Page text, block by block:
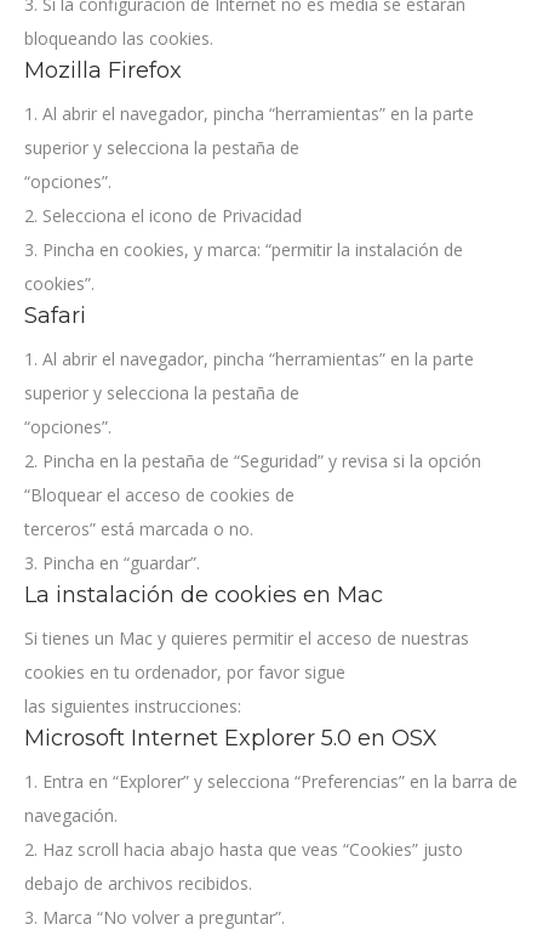
bloqueando las cookies.
Mozilla Firefox
1. Al abrir el navegador, pincha “herramientas” en la parte
superior y selecciona la pestaña de
“opciones”.
2. Selecciona el icono de Privacidad
3. Pincha en cookies, y marca: “permitir la instalación de
cookies”.
Safari
1. Al abrir el navegador, pincha “herramientas” en la parte
superior y selecciona la pestaña de
“opciones”.
2. Pincha en la pestaña de “Seguridad” y revisa si la opción
“Bloquear el acceso de cookies de
terceros” está marcada o no.
3. Pincha en “guardar”.
La instalación de cookies en Mac
Si tienes un Mac y quieres permitir el acceso de nuestras
cookies en tu ordenador, por favor sigue
las siguientes instrucciones:
Microsoft Internet Explorer 5.0 en OSX
1. Entra en “Explorer” y selecciona “Preferencias” en la barra de
navegación.
2. Haz scroll hacia abajo hasta que veas “Cookies” justo
debajo de archivos recibidos.
3. Marca “No volver a preguntar”.